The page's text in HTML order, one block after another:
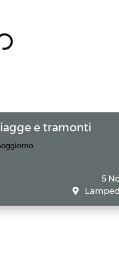
e tramonti
5